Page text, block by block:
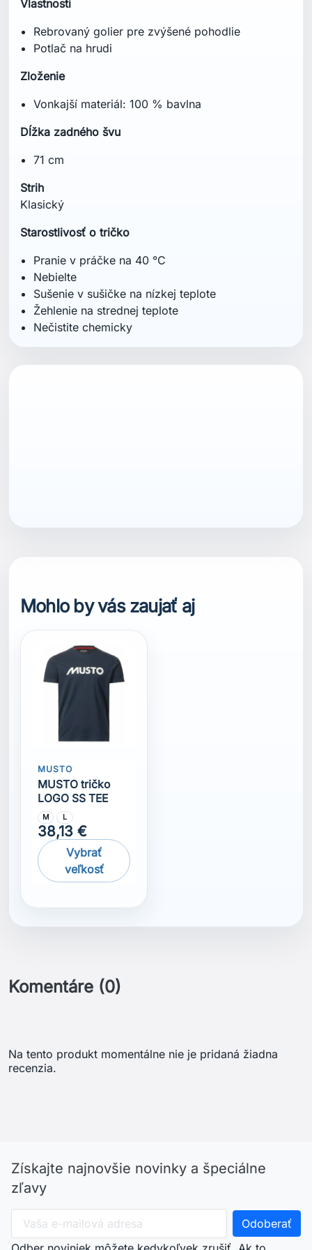
Vlastnosti
Rebrovaný golier pre zvýšené pohodlie
Potlač na hrudi
Zloženie
Vonkajší materiál: 100 % bavlna
Dĺžka zadného švu
71 cm
Strih
Klasický
Starostlivosť o tričko
Pranie v práčke na 40 °C
Nebielte
Sušenie v sušičke na nízkej teplote
Žehlenie na strednej teplote
Nečistite chemicky
Mohlo by vás zaujať aj
MUSTO
MUSTO tričko
LOGO SS TEE
M L
38,13 €
Vybrať
veľkosť
Komentáre (0)
Na tento produkt momentálne nie je pridaná žiadna
recenzia.
Získajte najnovšie novinky a špeciálne
zľavy